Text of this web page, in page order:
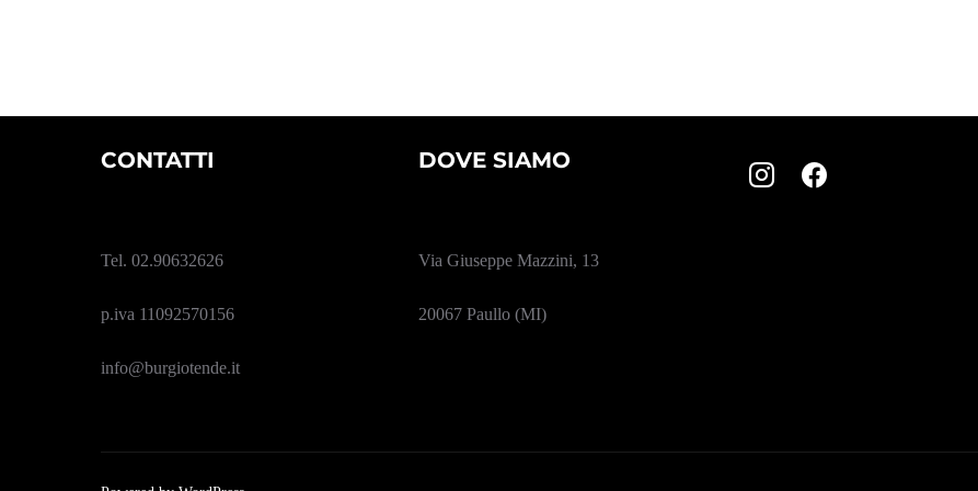
CONTATTI
Tel. 02.90632626
p.iva 11092570156
info@burgiotende.it
DOVE SIAMO
Via Giuseppe Mazzini, 13
20067 Paullo (MI)